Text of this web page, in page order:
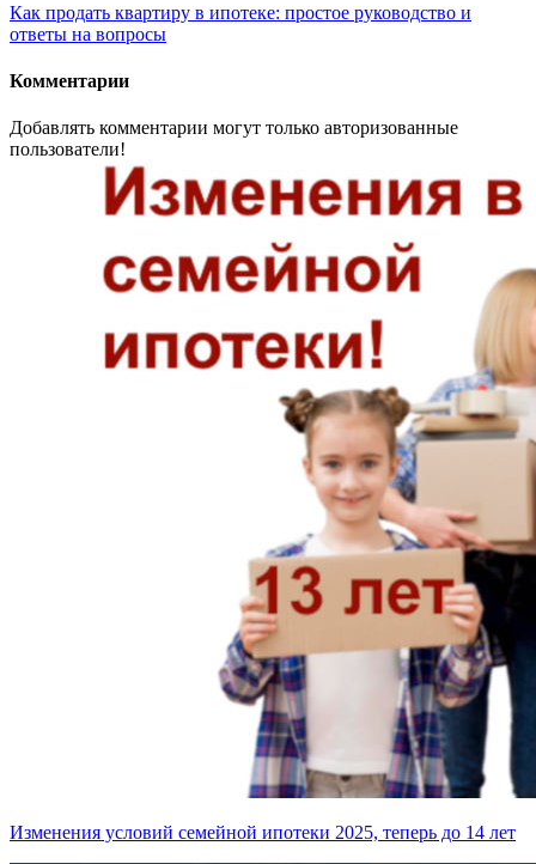
Как продать квартиру в ипотеке: простое руководство и
ответы на вопросы
Комментарии
Добавлять комментарии могут только авторизованные
пользователи!
Изменения условий семейной ипотеки 2025, теперь до 14 лет